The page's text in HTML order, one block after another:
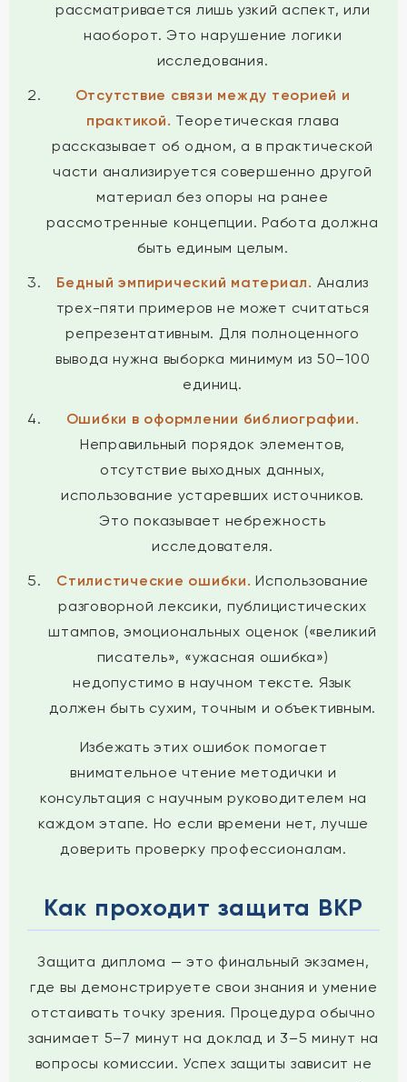
рассматривается лишь узкий аспект, или
наоборот. Это нарушение логики
исследования.
Отсутствие связи между теорией и
практикой. Теоретическая глава
рассказывает об одном, а в практической
части анализируется совершенно другой
материал без опоры на ранее
рассмотренные концепции. Работа должна
быть единым целым.
Бедный эмпирический материал. Анализ
трех-пяти примеров не может считаться
репрезентативным. Для полноценного
вывода нужна выборка минимум из 50–100
единиц.
Ошибки в оформлении библиографии.
Неправильный порядок элементов,
отсутствие выходных данных,
использование устаревших источников.
Это показывает небрежность
исследователя.
Стилистические ошибки. Использование
разговорной лексики, публицистических
штампов, эмоциональных оценок («великий
писатель», «ужасная ошибка»)
недопустимо в научном тексте. Язык
должен быть сухим, точным и объективным.
Избежать этих ошибок помогает
внимательное чтение методички и
консультация с научным руководителем на
каждом этапе. Но если времени нет, лучше
доверить проверку профессионалам.
Как проходит защита ВКР
Защита диплома — это финальный экзамен,
где вы демонстрируете свои знания и умение
отстаивать точку зрения. Процедура обычно
занимает 5–7 минут на доклад и 3–5 минут на
вопросы комиссии. Успех защиты зависит не